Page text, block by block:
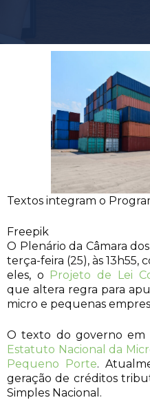
Textos integram o
Freepik
O Plenário da Câmara
terça-feira (25), às 13h55,
eles, o Projeto de Lei
que altera regra para
micro e pequenas
O texto do governo em
Estatuto Nacional da
Pequeno Porte.
geração de créditos
Simples Nacional.